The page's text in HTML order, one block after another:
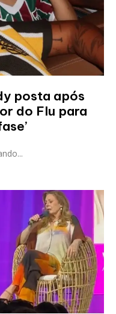
posta após
do Flu para